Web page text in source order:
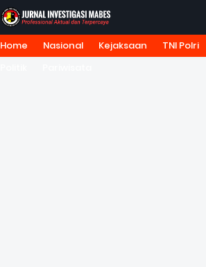
HOME TENTANG KAMI REDAKSI
Home Nasional Kejaksaan TNI Polri